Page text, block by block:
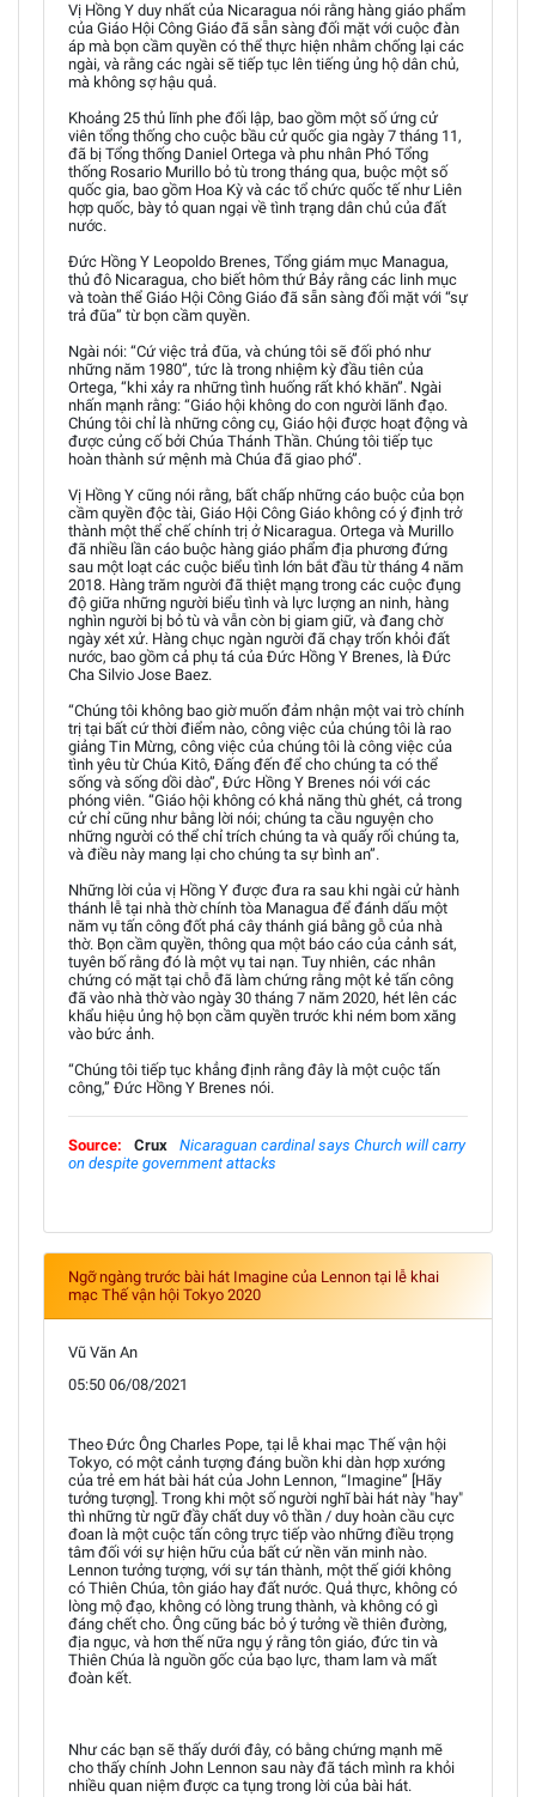
Vị Hồng Y duy nhất của Nicaragua nói rằng hàng giáo phẩm
của Giáo Hội Công Giáo đã sẵn sàng đối mặt với cuộc đàn
áp mà bọn cầm quyền có thể thực hiện nhằm chống lại các
ngài, và rằng các ngài sẽ tiếp tục lên tiếng ủng hộ dân chủ,
mà không sợ hậu quả.
Khoảng 25 thủ lĩnh phe đối lập, bao gồm một số ứng cử
viên tổng thống cho cuộc bầu cử quốc gia ngày 7 tháng 11,
đã bị Tổng thống Daniel Ortega và phu nhân Phó Tổng
thống Rosario Murillo bỏ tù trong tháng qua, buộc một số
quốc gia, bao gồm Hoa Kỳ và các tổ chức quốc tế như Liên
hợp quốc, bày tỏ quan ngại về tình trạng dân chủ của đất
nước.
Đức Hồng Y Leopoldo Brenes, Tổng giám mục Managua,
thủ đô Nicaragua, cho biết hôm thứ Bảy rằng các linh mục
và toàn thể Giáo Hội Công Giáo đã sẵn sàng đối mặt với “sự
trả đũa” từ bọn cầm quyền.
Ngài nói: “Cứ việc trả đũa, và chúng tôi sẽ đối phó như
những năm 1980”, tức là trong nhiệm kỳ đầu tiên của
Ortega, “khi xảy ra những tình huống rất khó khăn”. Ngài
nhấn mạnh rằng: “Giáo hội không do con người lãnh đạo.
Chúng tôi chỉ là những công cụ, Giáo hội được hoạt động và
được củng cố bởi Chúa Thánh Thần. Chúng tôi tiếp tục
hoàn thành sứ mệnh mà Chúa đã giao phó”.
Vị Hồng Y cũng nói rằng, bất chấp những cáo buộc của bọn
cầm quyền độc tài, Giáo Hội Công Giáo không có ý định trở
thành một thể chế chính trị ở Nicaragua. Ortega và Murillo
đã nhiều lần cáo buộc hàng giáo phẩm địa phương đứng
sau một loạt các cuộc biểu tình lớn bắt đầu từ tháng 4 năm
2018. Hàng trăm người đã thiệt mạng trong các cuộc đụng
độ giữa những người biểu tình và lực lượng an ninh, hàng
nghìn người bị bỏ tù và vẫn còn bị giam giữ, và đang chờ
ngày xét xử. Hàng chục ngàn người đã chạy trốn khỏi đất
nước, bao gồm cả phụ tá của Đức Hồng Y Brenes, là Đức
Cha Silvio Jose Baez.
“Chúng tôi không bao giờ muốn đảm nhận một vai trò chính
trị tại bất cứ thời điểm nào, công việc của chúng tôi là rao
giảng Tin Mừng, công việc của chúng tôi là công việc của
tình yêu từ Chúa Kitô, Đấng đến để cho chúng ta có thể
sống và sống dồi dào”, Đức Hồng Y Brenes nói với các
phóng viên. “Giáo hội không có khả năng thù ghét, cả trong
cử chỉ cũng như bằng lời nói; chúng ta cầu nguyện cho
những người có thể chỉ trích chúng ta và quấy rối chúng ta,
và điều này mang lại cho chúng ta sự bình an”.
Những lời của vị Hồng Y được đưa ra sau khi ngài cử hành
thánh lễ tại nhà thờ chính tòa Managua để đánh dấu một
năm vụ tấn công đốt phá cây thánh giá bằng gỗ của nhà
thờ. Bọn cầm quyền, thông qua một báo cáo của cảnh sát,
tuyên bố rằng đó là một vụ tai nạn. Tuy nhiên, các nhân
chứng có mặt tại chỗ đã làm chứng rằng một kẻ tấn công
đã vào nhà thờ vào ngày 30 tháng 7 năm 2020, hét lên các
khẩu hiệu ủng hộ bọn cầm quyền trước khi ném bom xăng
vào bức ảnh.
“Chúng tôi tiếp tục khẳng định rằng đây là một cuộc tấn
công,” Đức Hồng Y Brenes nói.
Source: Crux
Nicaraguan cardinal says Church will carry
on despite government attacks
Ngỡ ngàng trước bài hát Imagine của Lennon tại lễ khai
mạc Thế vận hội Tokyo 2020
Vũ Văn An
05:50 06/08/2021
Theo Đức Ông Charles Pope, tại lễ khai mạc Thế vận hội
Tokyo, có một cảnh tượng đáng buồn khi dàn hợp xướng
của trẻ em hát bài hát của John Lennon, “Imagine” [Hãy
tưởng tượng]. Trong khi một số người nghĩ bài hát này "hay"
thì những từ ngữ đầy chất duy vô thần / duy hoàn cầu cực
đoan là một cuộc tấn công trực tiếp vào những điều trọng
tâm đối với sự hiện hữu của bất cứ nền văn minh nào.
Lennon tưởng tượng, với sự tán thành, một thế giới không
có Thiên Chúa, tôn giáo hay đất nước. Quả thực, không có
lòng mộ đạo, không có lòng trung thành, và không có gì
đáng chết cho. Ông cũng bác bỏ ý tưởng về thiên đường,
địa ngục, và hơn thế nữa ngụ ý rằng tôn giáo, đức tin và
Thiên Chúa là nguồn gốc của bạo lực, tham lam và mất
đoàn kết.
Như các bạn sẽ thấy dưới đây, có bằng chứng mạnh mẽ
cho thấy chính John Lennon sau này đã tách mình ra khỏi
nhiều quan niệm được ca tụng trong lời của bài hát.